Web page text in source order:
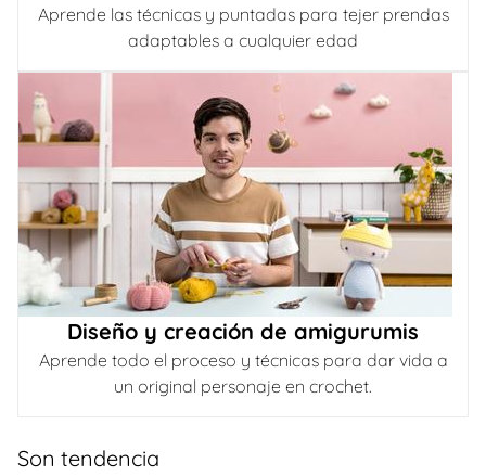
Aprende las técnicas y puntadas para tejer prendas
adaptables a cualquier edad
Diseño y creación de amigurumis
Aprende todo el proceso y técnicas para dar vida a
un original personaje en crochet.
Son tendencia